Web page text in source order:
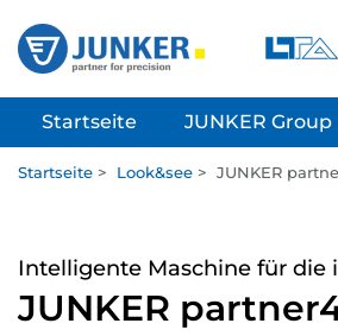
Startseite JUNKER Group
Startseite > Look&see > JUNKER
Intelligente Maschine für
JUNKER